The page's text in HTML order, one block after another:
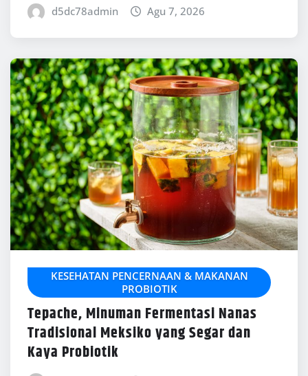
d5dc78admin Agu 7, 2026
KESEHATAN PENCERNAAN & MAKANAN
PROBIOTIK
Tepache, Minuman Fermentasi Nanas
Tradisional Meksiko yang Segar dan
Kaya Probiotik